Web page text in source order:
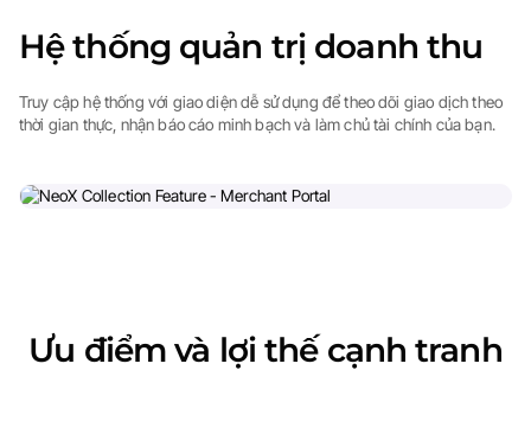
Hệ thống quản trị doanh thu
Truy cập hệ thống với giao diện dễ sử dụng để theo dõi giao dịch theo
thời gian thực, nhận báo cáo minh bạch và làm chủ tài chính của bạn.
Ưu điểm và lợi thế cạnh tranh